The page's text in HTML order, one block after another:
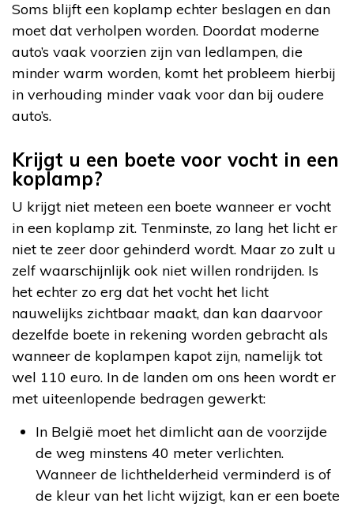
Soms blijft een koplamp echter beslagen en dan
moet dat verholpen worden. Doordat moderne
auto’s vaak voorzien zijn van ledlampen, die
minder warm worden, komt het probleem hierbij
in verhouding minder vaak voor dan bij oudere
auto’s.
Krijgt u een boete voor vocht in een
koplamp?
U krijgt niet meteen een boete wanneer er vocht
in een koplamp zit. Tenminste, zo lang het licht er
niet te zeer door gehinderd wordt. Maar zo zult u
zelf waarschijnlijk ook niet willen rondrijden. Is
het echter zo erg dat het vocht het licht
nauwelijks zichtbaar maakt, dan kan daarvoor
dezelfde boete in rekening worden gebracht als
wanneer de koplampen kapot zijn, namelijk tot
wel 110 euro. In de landen om ons heen wordt er
met uiteenlopende bedragen gewerkt:
In België moet het dimlicht aan de voorzijde
de weg minstens 40 meter verlichten.
Wanneer de lichthelderheid verminderd is of
de kleur van het licht wijzigt, kan er een boete